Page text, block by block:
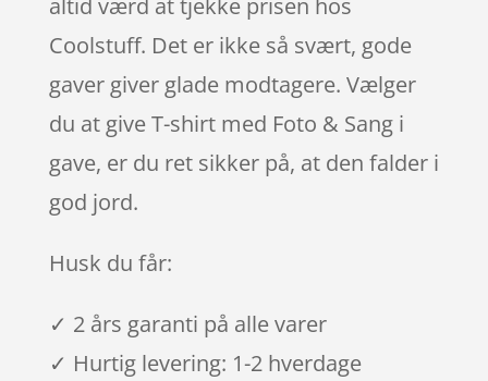
Coolstuff. Det er ikke så svært, gode
gaver giver glade modtagere. Vælger
du at give T-shirt med Foto & Sang i
gave, er du ret sikker på, at den falder i
god jord.
Husk du får:
✓ 2 års garanti på alle varer
✓ Hurtig levering: 1-2 hverdage